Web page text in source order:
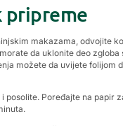
pripreme
makazama, odvojite
da uklonite deo zgloba
možete da uvijete folijom
posolite. Poređajte na papir